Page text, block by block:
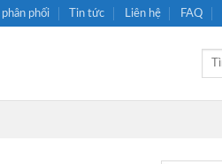
phối Tin tức Liên hệ FAQ
Tìm